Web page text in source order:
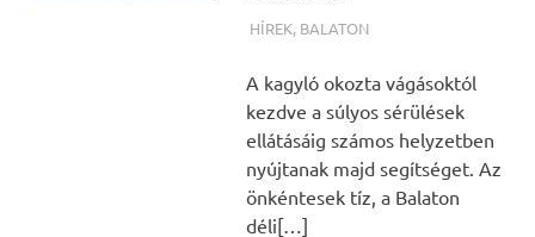
TERMALFURDOK.COM
HÍREK, BALATON
A kagyló okozta vágásoktól
kezdve a súlyos sérülések
ellátásáig számos helyzetben
nyújtanak majd segítséget. Az
önkéntesek tíz, a Balaton
déli[…]